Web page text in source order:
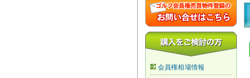
会員権相場情報